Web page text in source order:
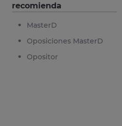
recomienda
MasterD
Oposiciones MasterD
Opositor